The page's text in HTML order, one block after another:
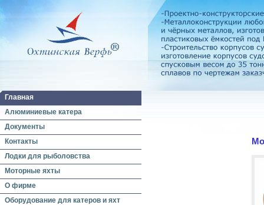
Главная
Алюминиевые катера
Документы
Контакты
Лодки для рыболовства
Моторные яхты
О фирме
Оборудование для катеров и яхт